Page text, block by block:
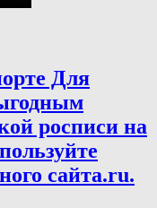
Для
росписи на
сайта.ru.